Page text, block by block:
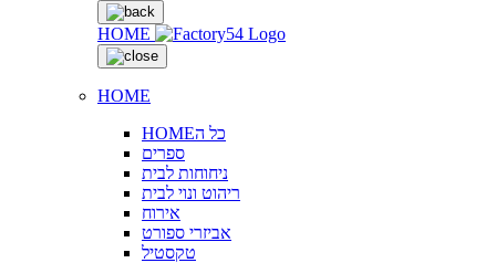
HOME
HOME
HOMEכל ה
ספרים
ניחוחות לבית
ריהוט ונוי לבית
אירוח
אביזרי ספורט
טקסטיל